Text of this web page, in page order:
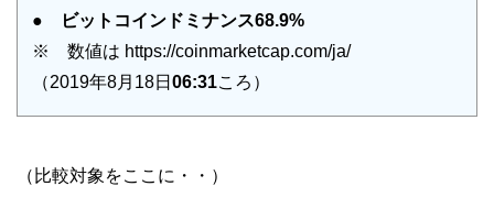
●
ビットコインドミナンス68.9%
※ 数値は https://coinmarketcap.com/ja/
（2019年8月18日 06:31ころ）
（比較対象をここに・・）